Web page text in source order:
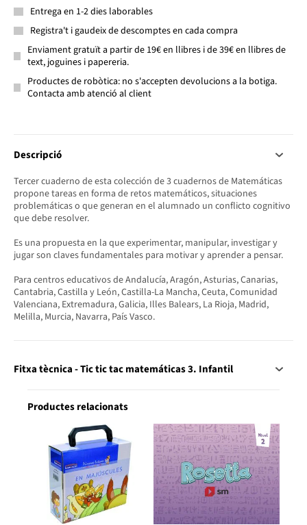
Entrega en 1-2 dies laborables
Registra't i gaudeix de descomptes en cada compra
Enviament gratuït a partir de 19€ en llibres i de 39€ en llibres de
text, joguines i papereria.
Productes de robòtica: no s'accepten devolucions a la botiga.
Contacta amb atenció al client
Descripció
Tercer cuaderno de esta colección de 3 cuadernos de Matemáticas
propone tareas en forma de retos matemáticos, situaciones
problemáticas o que generan en el alumnado un conflicto cognitivo
que debe resolver.
Es una propuesta en la que experimentar, manipular, investigar y
jugar son claves fundamentales para motivar y aprender a pensar.
Para centros educativos de Andalucía, Aragón, Asturias, Canarias,
Cantabria, Castilla y León, Castilla-La Mancha, Ceuta, Comunidad
Valenciana, Extremadura, Galicia, Illes Balears, La Rioja, Madrid,
Melilla, Murcia, Navarra, País Vasco.
Fitxa tècnica - Tic tic tac matemáticas 3. Infantil
Productes relacionats